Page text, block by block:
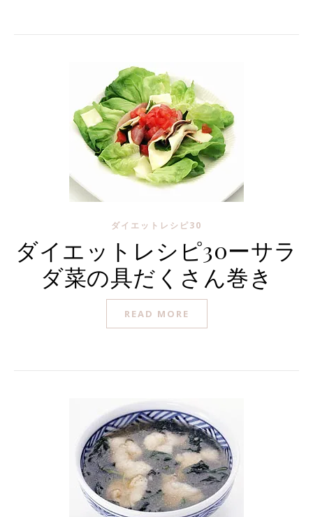
ダイエットレシピ30
ダイエットレシピ30ーサラ
ダ菜の具だくさん巻き
READ MORE